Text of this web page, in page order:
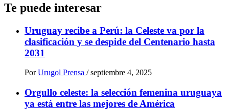
Te puede interesar
Uruguay recibe a Perú: la Celeste va por la
clasificación y se despide del Centenario hasta
2031
Por Urugol Prensa / septiembre 4, 2025
Orgullo celeste: la selección femenina uruguaya
ya está entre las mejores de América